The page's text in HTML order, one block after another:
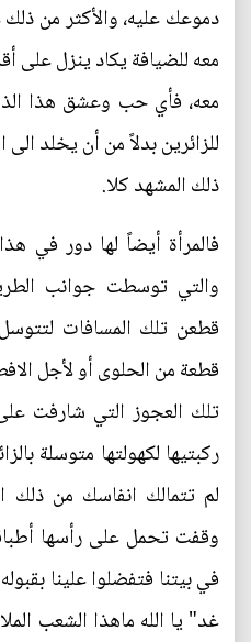
دموعك عليه، والأكثر من
معه للضيافة يكاد ينزل على
معه، فأي حب وعشق هذا
للزائرين بدلاً من أن يخلد
ذلك المشهد كلا.
فالمرأة أيضاً لها دور في
والتي توسطت جوانب
قطعن تلك المسافات
قطعة من الحلوى أو لأجل
تلك العجوز التي شارفت
ركبتيها لكهولتها متوسلة
لم تتمالك انفاسك من ذلك
وقفت تحمل على رأسها
في بيتنا فتفضلوا علينا
غد" يا الله ماهذا الشعب